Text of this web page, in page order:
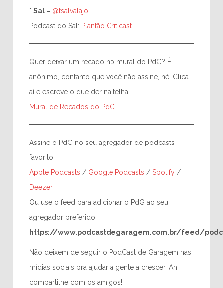
* Sal – @tsalvalajo
Podcast do Sal: Plantão Criticast
Quer deixar um recado no mural do PdG? É
anônimo, contanto que você não assine, né! Clica
aí e escreve o que der na telha!
Mural de Recados do PdG
Assine o PdG no seu agregador de podcasts
favorito!
Apple Podcasts / Google Podcasts / Spotify/
Deezer
Ou use o feed para adicionar o PdG ao seu
agregador preferido:
https://www.podcastdegaragem.com.br/feed/
Não deixem de seguir o PodCast de Garagem nas
mídias sociais pra ajudar a gente a crescer. Ah,
compartilhe com os amigos!